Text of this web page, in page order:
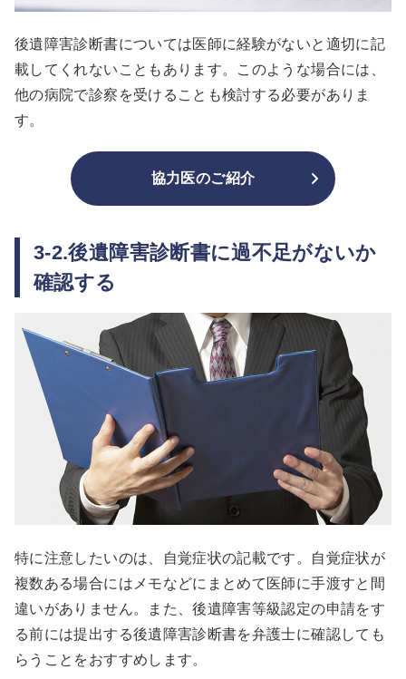
後遺障害診断書については医師に経験がないと適切に記
載してくれないこともあります。このような場合には、
他の病院で診察を受けることも検討する必要がありま
す。
協力医のご紹介
3-2.後遺障害診断書に過不足がないか
確認する
特に注意したいのは、自覚症状の記載です。自覚症状が
複数ある場合にはメモなどにまとめて医師に手渡すと間
違いがありません。また、後遺障害等級認定の申請をす
る前には提出する後遺障害診断書を弁護士に確認しても
らうことをおすすめします。